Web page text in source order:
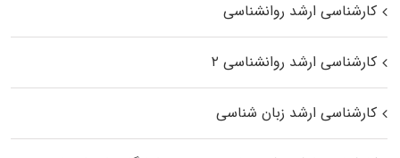
کارشناسی ارشد روانشناسی
کارشناسی ارشد روانشناسی ۲
کارشناسی ارشد زبان شناسی